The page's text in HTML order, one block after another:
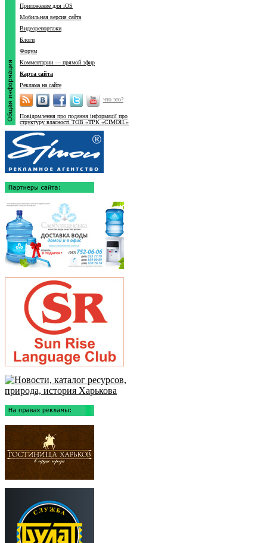
Приложение для iOS
Мобильная версия сайта
Видеорепортажи
Блоги
Форум
Комментарии — прямой эфир
Карта сайта
Реклама на сайте
что это?
Повідомлення про подання інформації про
структуру власності ТОВ «ТРК «СІМОН.»